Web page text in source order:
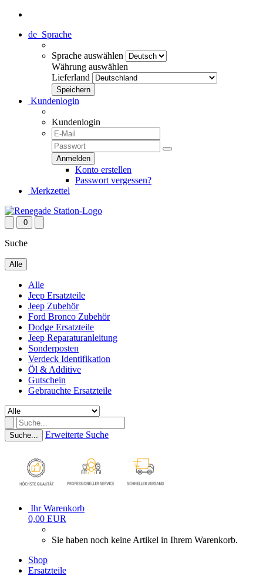
de Sprache
Sprache auswählen
Währung auswählen
Lieferland
Kundenlogin
Kundenlogin
Konto erstellen
Passwort vergessen?
Merkzettel
0
Suche
Alle
Alle
Jeep Ersatzteile
Jeep Zubehör
Ford Bronco Zubehör
Dodge Ersatzteile
Jeep Reparaturanleitung
Sonderposten
Verdeck Identifikation
Öl & Additive
Gutschein
Gebrauchte Ersatzteile
Suche... Erweiterte Suche
Ihr Warenkorb
0,00 EUR
Sie haben noch keine Artikel in Ihrem Warenkorb.
Shop
Ersatzteile